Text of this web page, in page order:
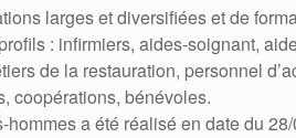
larges et diversifiées et de
: infirmiers, aides-soignant,
de la restauration, personnel
coopérations, bénévoles.
a été réalisé en date du